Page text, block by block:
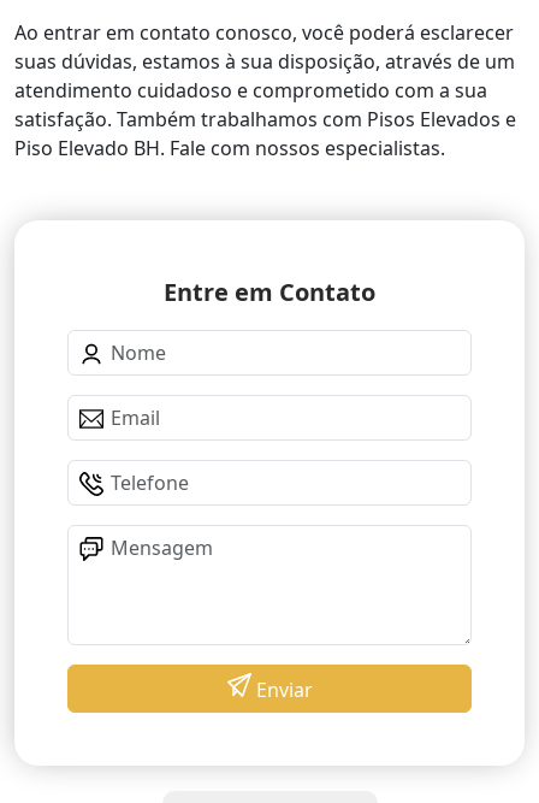
Ao entrar em contato conosco, você poderá esclarecer
suas dúvidas, estamos à sua disposição, através de um
atendimento cuidadoso e comprometido com a sua
satisfação. Também trabalhamos com Pisos Elevados e
Piso Elevado BH. Fale com nossos especialistas.
Entre em Contato
Enviar